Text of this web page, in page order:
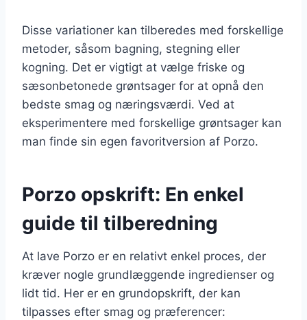
Disse variationer kan tilberedes med forskellige
metoder, såsom bagning, stegning eller
kogning. Det er vigtigt at vælge friske og
sæsonbetonede grøntsager for at opnå den
bedste smag og næringsværdi. Ved at
eksperimentere med forskellige grøntsager kan
man finde sin egen favoritversion af Porzo.
Porzo opskrift: En enkel
guide til tilberedning
At lave Porzo er en relativt enkel proces, der
kræver nogle grundlæggende ingredienser og
lidt tid. Her er en grundopskrift, der kan
tilpasses efter smag og præferencer: